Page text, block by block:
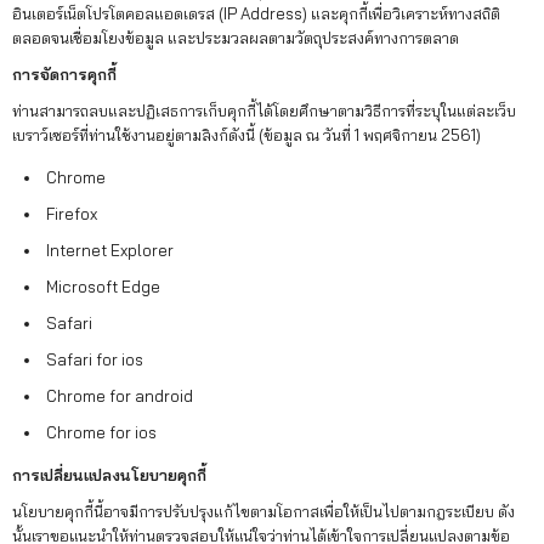
อินเตอร์เน็ตโปรโตคอลแอดเดรส (IP Address) และคุกกี้เพื่อวิเคราะห์ทางสถิติ
ตลอดจนเชื่อมโยงข้อมูล และประมวลผลตามวัตถุประสงค์ทางการตลาด
การจัดการคุกกี้
ท่านสามารถลบและปฏิเสธการเก็บคุกกี้ได้โดยศึกษาตามวิธีการที่ระบุในแต่ละเว็บ
เบราว์เซอร์ที่ท่านใช้งานอยู่ตามลิงก์ดังนี้ (ข้อมูล ณ วันที่ 1 พฤศจิกายน 2561)
Chrome
Firefox
Internet Explorer
Microsoft Edge
Safari
Safari for ios
Chrome for android
Chrome for ios
การเปลี่ยนแปลงนโยบายคุกกี้
นโยบายคุกกี้นี้อาจมีการปรับปรุงแก้ไขตามโอกาสเพื่อให้เป็นไปตามกฎระเบียบ ดัง
นั้นเราขอแนะนำให้ท่านตรวจสอบให้แน่ใจว่าท่านได้เข้าใจการเปลี่ยนแปลงตามข้อ